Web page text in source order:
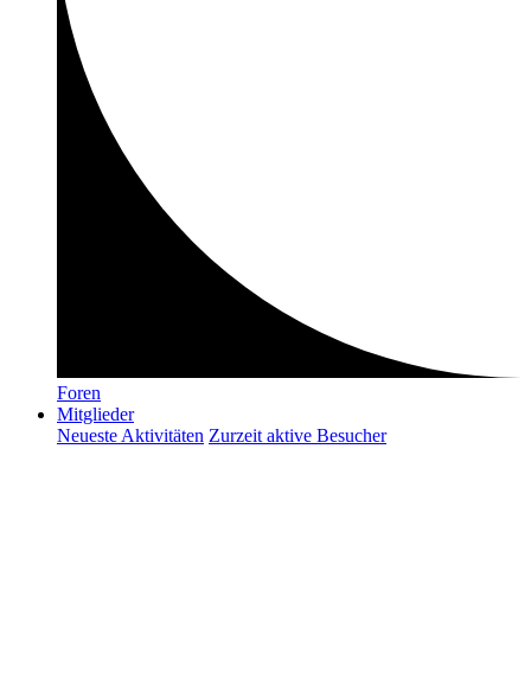
Foren
Mitglieder
Neueste Aktivitäten Zurzeit aktive Besucher